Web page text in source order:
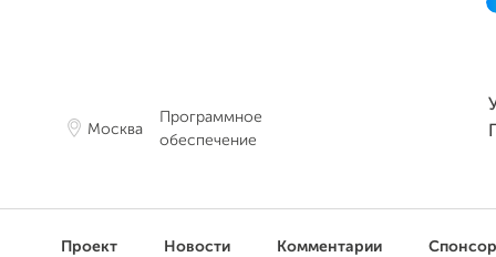
Москва
Программное
обеспечение
Проект Новости Комментарии